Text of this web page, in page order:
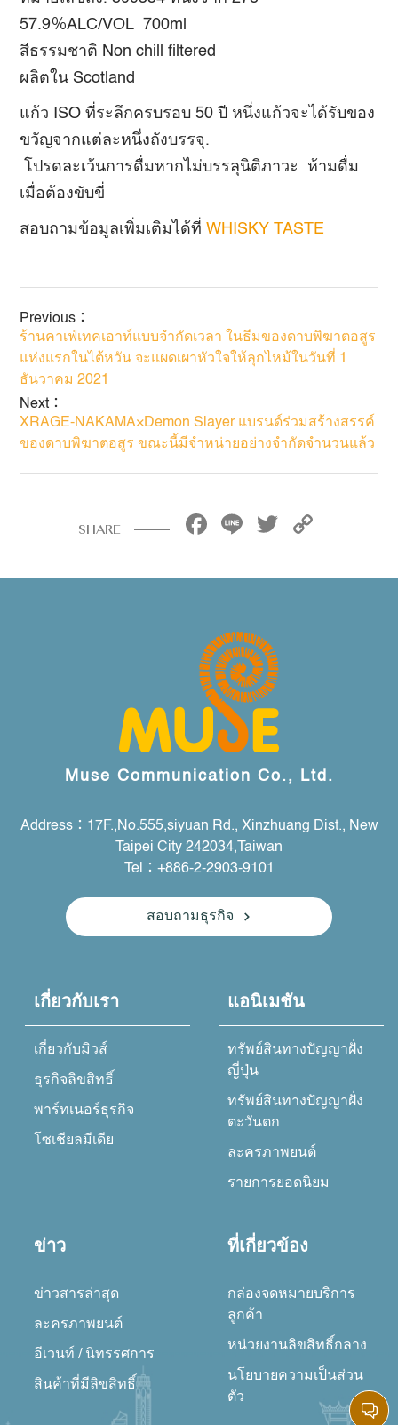
57.9％ALC/VOL 700ml
สีธรรมชาติ Non chill filtered
ผลิตใน Scotland
แก้ว ISO ที่ระลึกครบรอบ 50 ปี หนึ่งแก้วจะได้รับของ
ขวัญจากแต่ละหนึ่งถังบรรจุ.
โปรดละเว้นการดื่มหากไม่บรรลุนิติภาวะ
ห้ามดื่ม
เมื่อต้องขับขี่
สอบถามข้อมูลเพิ่มเติมได้ที่ WHISKY TASTE
Previous：
ร้านคาเฟ่เทคเอาท์แบบจำกัดเวลา ในธีมของดาบพิฆาตอสูร
แห่งแรกในไต้หวัน จะแผดเผาหัวใจให้ลุกไหม้ในวันที่ 1
ธันวาคม 2021
Next：
XRAGE-NAKAMA×Demon Slayer แบรนด์ร่วมสร้างสรรค์
ของดาบพิฆาตอสูร ขณะนี้มีจำหน่ายอย่างจำกัดจำนวนแล้ว
SHARE Facebook
LineTwitter
Muse Communication Co., Ltd.
Address：17F.,No.555,siyuan Rd., Xinzhuang Dist., New
Taipei City 242034,Taiwan
Tel：+886-2-2903-9101
สอบถามธุรกิจ
เกี่ยวกับเรา
เกี่ยวกับมิวส์
ธุรกิจลิขสิทธิ์
พาร์ทเนอร์ธุรกิจ
โซเชียลมีเดีย
แอนิเมชัน
ทรัพย์สินทางปัญญาฝั่ง
ญี่ปุ่น
ทรัพย์สินทางปัญญาฝั่ง
ตะวันตก
ละครภาพยนต์
รายการยอดนิยม
ข่าว
ข่าวสารล่าสุด
ละครภาพยนต์
อีเวนท์ / นิทรรศการ
สินค้าที่มีลิขสิทธิ์
ที่เกี่ยวข้อง
กล่องจดหมายบริการ
ลูกค้า
หน่วยงานลิขสิทธิ์กลาง
นโยบายความเป็นส่วน
ตัว